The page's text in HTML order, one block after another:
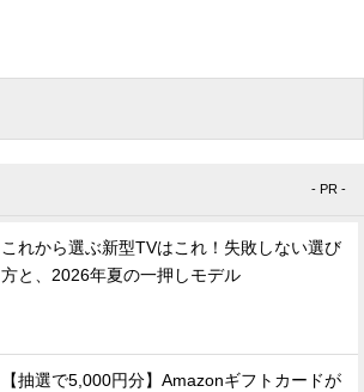
- PR -
これから選ぶ新型TVはこれ！失敗しない選び
方と、2026年夏の一押しモデル
【抽選で5,000円分】Amazonギフトカードが